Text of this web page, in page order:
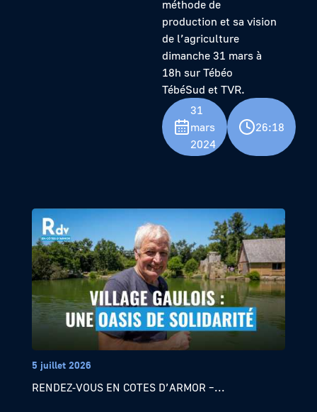
méthode de
production et sa vision
de l’agriculture
dimanche 31 mars à
18h sur Tébéo
TébéSud et TVR.
31
mars
2024
26:18
5 juillet 2026
RENDEZ-VOUS EN COTES D’ARMOR –...